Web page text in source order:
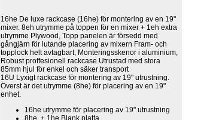
16he De luxe rackcase (16he) för montering av en 19"
mixer. 8eh utrymme på toppen för en mixer + 1eh extra
utrymme Plywood, Topp panelen är försedd med
gångjärn för lutande placering av mixern Fram- och
topplock helt avtagbart, Monteringsskenor i aluminium,
Robust proffesionell rackcase Utrustad med stora
85mm hjul för enkel och säker transport
16U Lyxigt rackcase för montering av 19" utrustning.
Överst är det utrymme (8he) för placering av en 19"
enhet.
16he utrymme för placering av 19" utrustning
8he + 1he Blank platta